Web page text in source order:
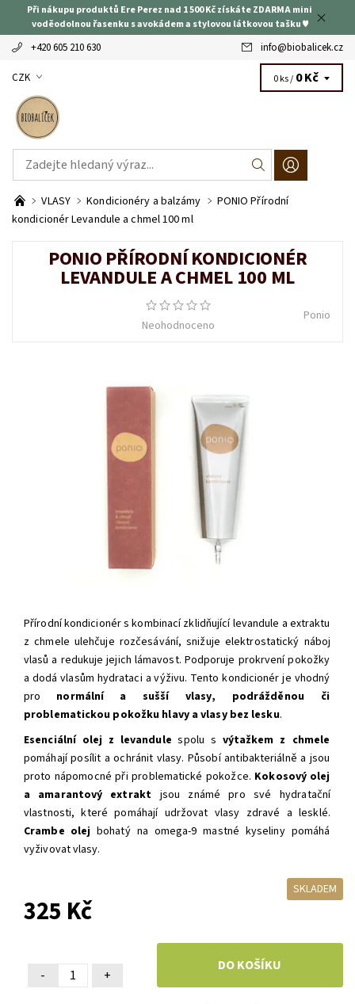
Při nákupu produktů Ere Perez nad 1 500 Kč získáte ZDARMA mini
voděodolnou řasenku s avokádem a stylovou látkovou tašku ♥
+420 605 210 630 info@biobalicek.cz
CZK 0 ks / 0 Kč
VLASY Kondicionéry a balzámy
PONIO Přírodní
kondicionér Levandule a chmel 100 ml
PONIO PŘÍRODNÍ KONDICIONÉR
LEVANDULE A CHMEL 100 ML
Neohodnoceno
Ponio
Přírodní kondicionér s kombinací zklidňující levandule a extraktu
z chmele ulehčuje rozčesávání, snižuje elektrostatický náboj
vlasů a redukuje jejich lámavost. Podporuje prokrvení pokožky
a dodá vlasům hydrataci a výživu. Tento kondicionér je vhodný
pro normální a sušší vlasy,
podrážděnou či
problematickou pokožku hlavy a vlasy bez lesku.
Esenciální olej z levandule spolu s výtažkem z chmele
pomáhají posílit a ochránit vlasy. Působí antibakteriálně a jsou
proto nápomocné při problematické pokožce. Kokosový olej
a amarantový extrakt jsou známé pro své hydratační
vlastnosti, které pomáhají udržovat vlasy zdravé a lesklé.
Crambe olej bohatý na omega-9 mastné kyseliny pomáhá
vyživovat vlasy.
SKLADEM
325 Kč
- +